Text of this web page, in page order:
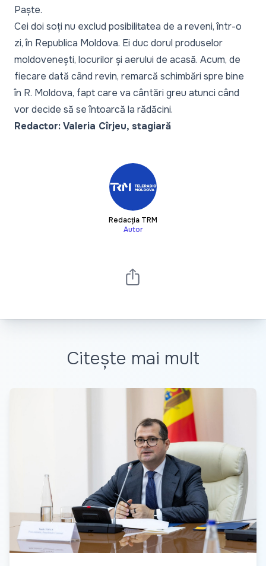
Paște.
Cei doi soți nu exclud posibilitatea de a reveni, într-o
zi, în Republica Moldova. Ei duc dorul produselor
moldovenești, locurilor și aerului de acasă. Acum, de
fiecare dată când revin, remarcă schimbări spre bine
în R. Moldova, fapt care va cântări greu atunci când
vor decide să se întoarcă la rădăcini.
Redactor: Valeria Cîrjeu, stagiară
Redacția TRM
Autor
Citește mai mult